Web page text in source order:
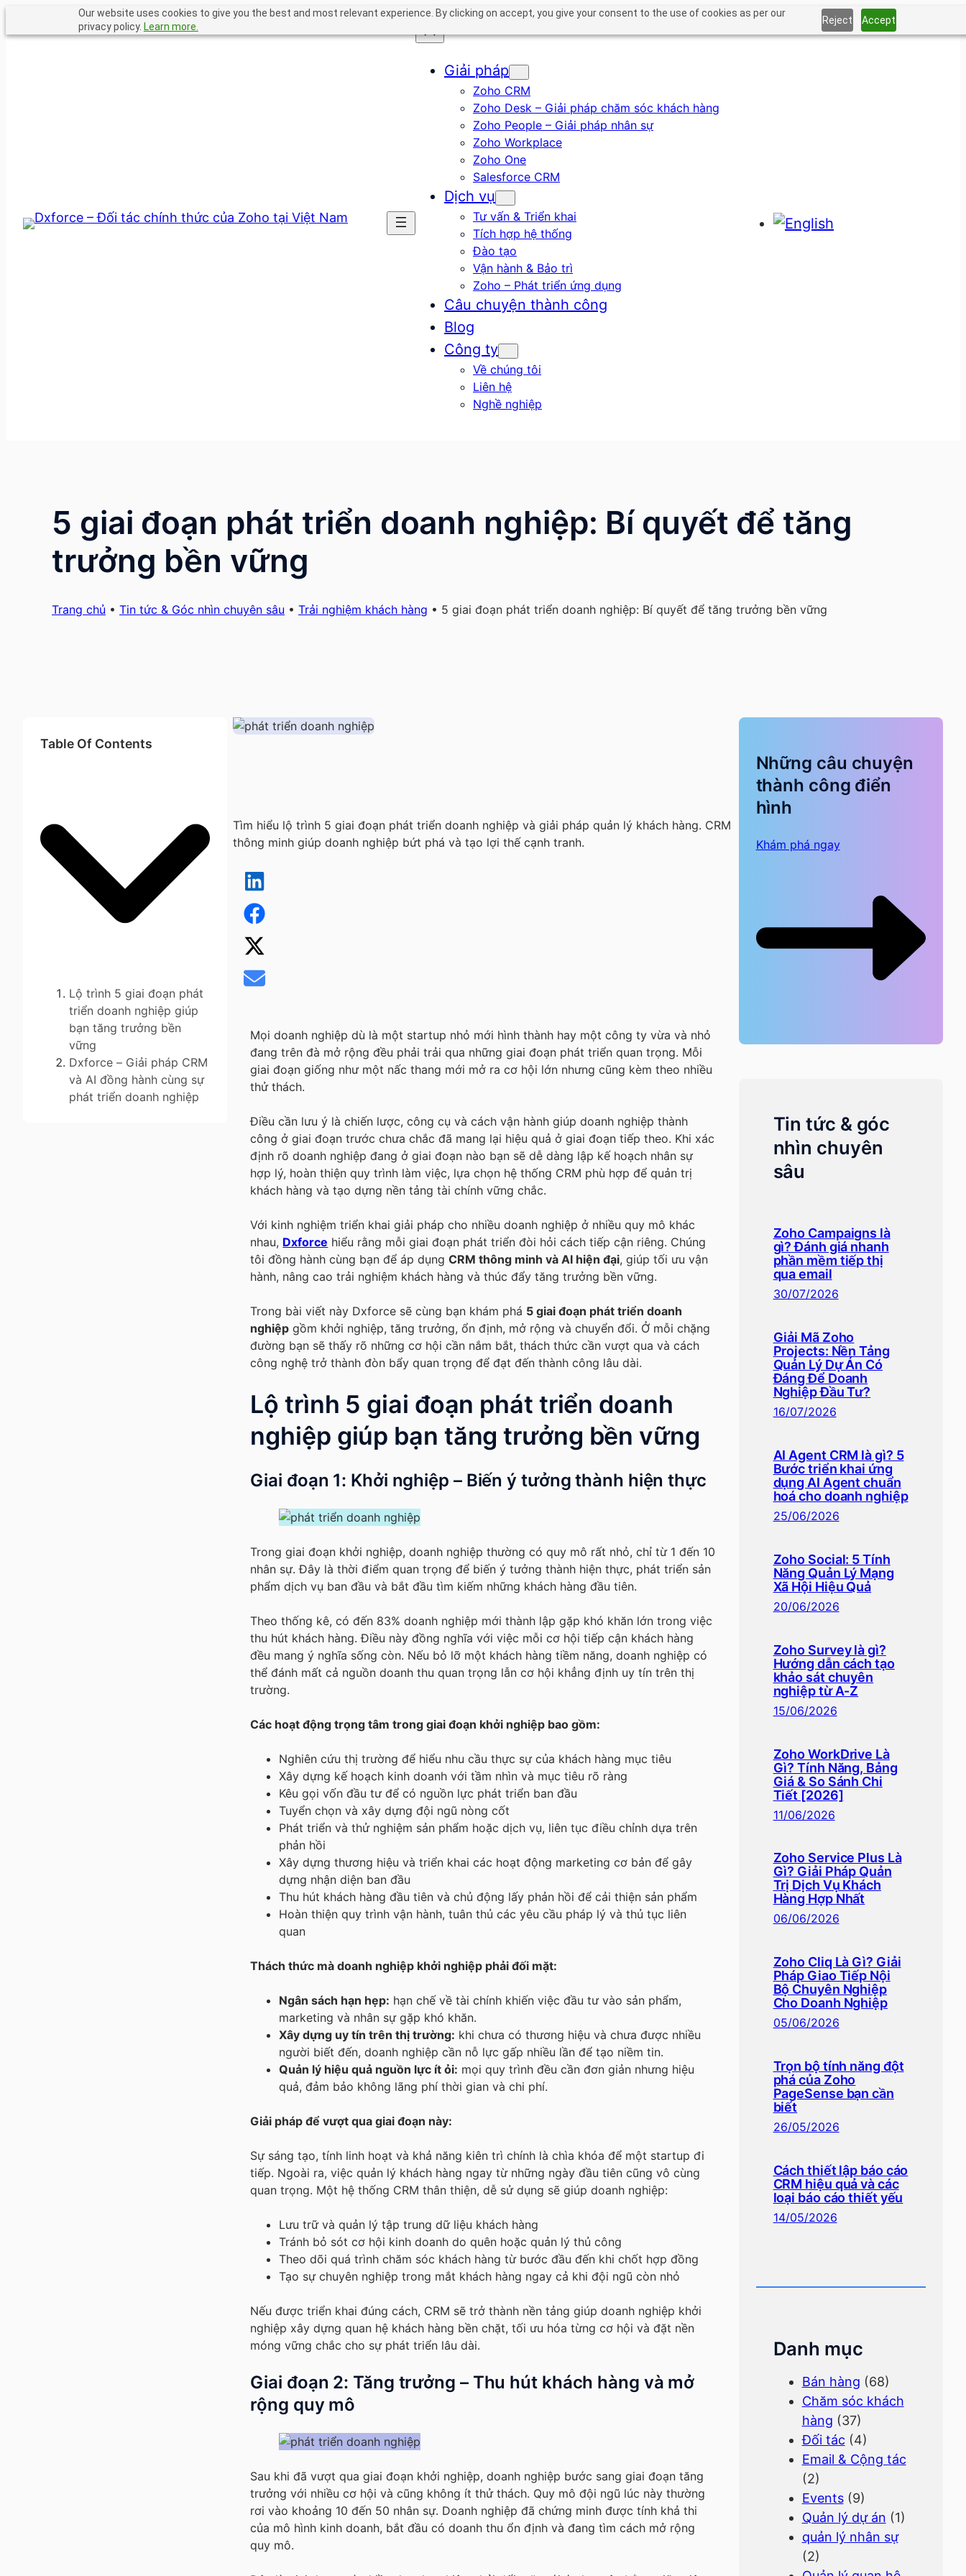
Our website uses cookies to give you the best and most relevant experience. By clicking on accept, you give your consent to the use of cookies as per our
privacy policy. Learn more.
Reject Accept
đến
Giải pháp
Zoho CRM
Zoho Desk – Giải pháp chăm sóc khách hàng
Zoho People – Giải pháp nhân sự
Zoho Workplace
Zoho One
Salesforce CRM
Dịch vụ
Tư vấn & Triển khai
Tích hợp hệ thống
Đào tạo
Vận hành & Bảo trì
Zoho – Phát triển ứng dụng
Câu chuyện thành công
Blog
Công ty
Về chúng tôi
Liên hệ
Nghề nghiệp
5 giai đoạn phát triển doanh nghiệp: Bí quyết để tăng
trưởng bền vững
Trang chủ • Tin tức & Góc nhìn chuyên sâu • Trải nghiệm khách hàng • 5 giai đoạn phát triển doanh nghiệp: Bí quyết để tăng trưởng bền vững
Table Of Contents
Lộ trình 5 giai đoạn phát
triển doanh nghiệp giúp
bạn tăng trưởng bền
vững
Dxforce – Giải pháp CRM
và AI đồng hành cùng sự
phát triển doanh nghiệp
Tìm hiểu lộ trình 5 giai đoạn phát triển doanh nghiệp và giải pháp quản lý khách hàng. CRM
thông minh giúp doanh nghiệp bứt phá và tạo lợi thế cạnh tranh.
Mọi doanh nghiệp dù là một startup nhỏ mới hình thành hay một công ty vừa và nhỏ
đang trên đà mở rộng đều phải trải qua những giai đoạn phát triển quan trọng. Mỗi
giai đoạn giống như một nấc thang mới mở ra cơ hội lớn nhưng cũng kèm theo nhiều
thử thách.
Điều cần lưu ý là chiến lược, công cụ và cách vận hành giúp doanh nghiệp thành
công ở giai đoạn trước chưa chắc đã mang lại hiệu quả ở giai đoạn tiếp theo. Khi xác
định rõ doanh nghiệp đang ở giai đoạn nào bạn sẽ dễ dàng lập kế hoạch nhân sự
hợp lý, hoàn thiện quy trình làm việc, lựa chọn hệ thống CRM phù hợp để quản trị
khách hàng và tạo dựng nền tảng tài chính vững chắc.
Với kinh nghiệm triển khai giải pháp cho nhiều doanh nghiệp ở nhiều quy mô khác
nhau, Dxforce hiểu rằng mỗi giai đoạn phát triển đòi hỏi cách tiếp cận riêng. Chúng
tôi đồng hành cùng bạn để áp dụngCRM thông minh và AI hiện đại, giúp tối ưu vận
hành, nâng cao trải nghiệm khách hàng và thúc đẩy tăng trưởng bền vững.
Trong bài viết này Dxforce sẽ cùng bạn khám phá 5 giai đoạn phát triển doanh
nghiệp gồm khởi nghiệp, tăng trưởng, ổn định, mở rộng và chuyển đổi. Ở mỗi chặng
đường bạn sẽ thấy rõ những cơ hội cần nắm bắt, thách thức cần vượt qua và cách
công nghệ trở thành đòn bẩy quan trọng để đạt đến thành công lâu dài.
Lộ trình 5 giai đoạn phát triển doanh
nghiệp giúp bạn tăng trưởng bền vững
Giai đoạn 1: Khởi nghiệp – Biến ý tưởng thành hiện thực
Trong giai đoạn khởi nghiệp, doanh nghiệp thường có quy mô rất nhỏ, chỉ từ 1 đến 10
nhân sự. Đây là thời điểm quan trọng để biến ý tưởng thành hiện thực, phát triển sản
phẩm dịch vụ ban đầu và bắt đầu tìm kiếm những khách hàng đầu tiên.
Theo thống kê, có đến 83% doanh nghiệp mới thành lập gặp khó khăn lớn trong việc
thu hút khách hàng. Điều này đồng nghĩa với việc mỗi cơ hội tiếp cận khách hàng
đều mang ý nghĩa sống còn. Nếu bỏ lỡ một khách hàng tiềm năng, doanh nghiệp có
thể đánh mất cả nguồn doanh thu quan trọng lẫn cơ hội khẳng định uy tín trên thị
trường.
Các hoạt động trọng tâm trong giai đoạn khởi nghiệp bao gồm:
Nghiên cứu thị trường để hiểu nhu cầu thực sự của khách hàng mục tiêu
Xây dựng kế hoạch kinh doanh với tầm nhìn và mục tiêu rõ ràng
Kêu gọi vốn đầu tư để có nguồn lực phát triển ban đầu
Tuyển chọn và xây dựng đội ngũ nòng cốt
Phát triển và thử nghiệm sản phẩm hoặc dịch vụ, liên tục điều chỉnh dựa trên
phản hồi
Xây dựng thương hiệu và triển khai các hoạt động marketing cơ bản để gây
dựng nhận diện ban đầu
Thu hút khách hàng đầu tiên và chủ động lấy phản hồi để cải thiện sản phẩm
Hoàn thiện quy trình vận hành, tuân thủ các yêu cầu pháp lý và thủ tục liên
quan
Thách thức mà doanh nghiệp khởi nghiệp phải đối mặt:
Ngân sách hạn hẹp: hạn chế về tài chính khiến việc đầu tư vào sản phẩm,
marketing và nhân sự gặp khó khăn.
Xây dựng uy tín trên thị trường: khi chưa có thương hiệu và chưa được nhiều
người biết đến, doanh nghiệp cần nỗ lực gấp nhiều lần để tạo niềm tin.
Quản lý hiệu quả nguồn lực ít ỏi: mọi quy trình đều cần đơn giản nhưng hiệu
quả, đảm bảo không lãng phí thời gian và chi phí.
Giải pháp để vượt qua giai đoạn này:
Sự sáng tạo, tính linh hoạt và khả năng kiên trì chính là chìa khóa để một startup đi
tiếp. Ngoài ra, việc quản lý khách hàng ngay từ những ngày đầu tiên cũng vô cùng
quan trọng. Một hệ thống CRM thân thiện, dễ sử dụng sẽ giúp doanh nghiệp:
Lưu trữ và quản lý tập trung dữ liệu khách hàng
Tránh bỏ sót cơ hội kinh doanh do quên hoặc quản lý thủ công
Theo dõi quá trình chăm sóc khách hàng từ bước đầu đến khi chốt hợp đồng
Tạo sự chuyên nghiệp trong mắt khách hàng ngay cả khi đội ngũ còn nhỏ
Nếu được triển khai đúng cách, CRM sẽ trở thành nền tảng giúp doanh nghiệp khởi
nghiệp xây dựng quan hệ khách hàng bền chặt, tối ưu hóa từng cơ hội và đặt nền
móng vững chắc cho sự phát triển lâu dài.
Giai đoạn 2: Tăng trưởng – Thu hút khách hàng và mở
rộng quy mô
Sau khi đã vượt qua giai đoạn khởi nghiệp, doanh nghiệp bước sang giai đoạn tăng
trưởng với nhiều cơ hội và cũng không ít thử thách. Quy mô đội ngũ lúc này thường
rơi vào khoảng 10 đến 50 nhân sự. Doanh nghiệp đã chứng minh được tính khả thi
của mô hình kinh doanh, bắt đầu có doanh thu ổn định và đang tìm cách mở rộng
quy mô.
Những câu chuyện
thành công điển
hình
Khám phá ngay
Tin tức & góc
nhìn chuyên
sâu
Zoho Campaigns là
gì? Đánh giá nhanh
phần mềm tiếp thị
qua email
30/07/2026
Giải Mã Zoho
Projects: Nền Tảng
Quản Lý Dự Án Có
Đáng Để Doanh
Nghiệp Đầu Tư?
16/07/2026
AI Agent CRM là gì? 5
Bước triển khai ứng
dụng AI Agent chuẩn
hoá cho doanh nghiệp
25/06/2026
Zoho Social: 5 Tính
Năng Quản Lý Mạng
Xã Hội Hiệu Quả
20/06/2026
Zoho Survey là gì?
Hướng dẫn cách tạo
khảo sát chuyên
nghiệp từ A-Z
15/06/2026
Zoho WorkDrive Là
Gì? Tính Năng, Bảng
Giá & So Sánh Chi
Tiết [2026]
11/06/2026
Zoho Service Plus Là
Gì? Giải Pháp Quản
Trị Dịch Vụ Khách
Hàng Hợp Nhất
06/06/2026
Zoho Cliq Là Gì? Giải
Pháp Giao Tiếp Nội
Bộ Chuyên Nghiệp
Cho Doanh Nghiệp
05/06/2026
Trọn bộ tính năng đột
phá của Zoho
PageSense bạn cần
biết
26/05/2026
Cách thiết lập báo cáo
CRM hiệu quả và các
loại báo cáo thiết yếu
14/05/2026
Danh mục
Bán hàng (68)
Chăm sóc khách
hàng (37)
Đối tác (4)
Email & Cộng tác
(2)
Events(9)
Quản lý dự án (1)
quản lý nhân sự
(2)